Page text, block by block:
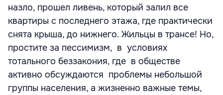
назло, прошел ливень, который залил все
квартиры с последнего этажа, где практически
снята крыша, до нижнего. Жильцы в трансе! Но,
простите за пессимизм, в условиях
тотального беззакония, где в обществе
активно обсуждаются проблемы небольшой
группы населения, а жизненно важные темы,